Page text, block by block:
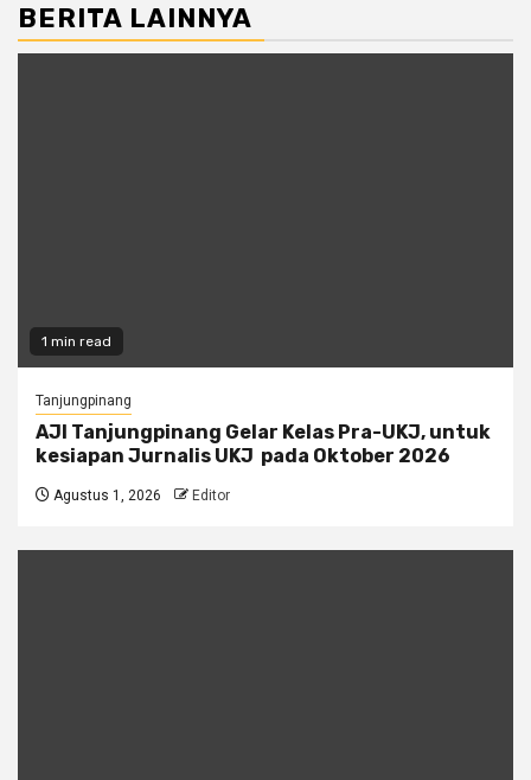
BERITA LAINNYA
1 min read
Tanjungpinang
AJI Tanjungpinang Gelar Kelas Pra-UKJ, untuk
kesiapan Jurnalis UKJ pada Oktober 2026
Agustus 1, 2026 Editor